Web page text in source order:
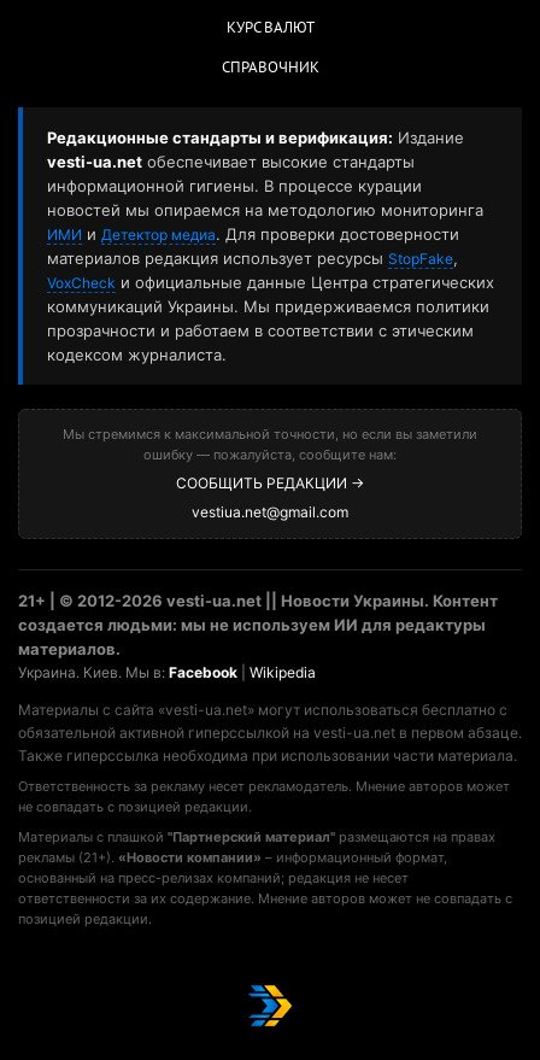
КУРС ВАЛЮТ
СПРАВОЧНИК
Редакционные стандарты и верификация: Издание
vesti-ua.net обеспечивает высокие стандарты
информационной гигиены. В процессе курации
новостей мы опираемся на методологию мониторинга
ИМИ и Детектор медиа. Для проверки достоверности
материалов редакция использует ресурсы StopFake,
VoxCheck и официальные данные Центра стратегических
коммуникаций Украины. Мы придерживаемся политики
прозрачности и работаем в соответствии с этическим
кодексом журналиста.
Мы стремимся к максимальной точности, но если вы заметили
ошибку — пожалуйста, сообщите нам:
СООБЩИТЬ РЕДАКЦИИ →
vestiua.net@gmail.com
21+ | © 2012-2026 vesti-ua.net || Новости Украины. Контент
создается людьми: мы не используем ИИ для редактуры
материалов.
Украина. Киев. Мы в: Facebook Wikipedia
Материалы с сайта «vesti-ua.net» могут использоваться бесплатно с
обязательной активной гиперссылкой на vesti-ua.net в первом абзаце.
Также гиперссылка необходима при использовании части материала.
Ответственность за рекламу несет рекламодатель. Мнение авторов может
не совпадать с позицией редакции.
Материалы с плашкой "Партнерский материал" размещаются на правах
рекламы (21+). «Новости компании» – информационный формат,
основанный на пресс-релизах компаний; редакция не несет
ответственности за их содержание. Мнение авторов может не совпадать с
позицией редакции.